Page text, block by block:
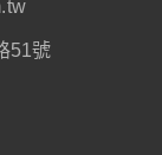
51號